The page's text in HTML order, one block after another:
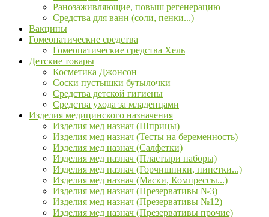
Ранозаживляющие, повыш регенерацию
Средства для ванн (соли, пенки...)
Вакцины
Гомеопатические средства
Гомеопатические средства Хель
Детские товары
Косметика Джонсон
Соски пустышки бутылочки
Средства детской гигиены
Средства ухода за младенцами
Изделия медицинского назначения
Изделия мед назнач (Шприцы)
Изделия мед назнач (Тесты на беременность)
Изделия мед назнач (Салфетки)
Изделия мед назнач (Пластыри наборы)
Изделия мед назнач (Горчишники, пипетки...)
Изделия мед назнач (Маски, Компрессы...)
Изделия мед назнач (Презервативы №3)
Изделия мед назнач (Презервативы №12)
Изделия мед назнач (Презервативы прочие)